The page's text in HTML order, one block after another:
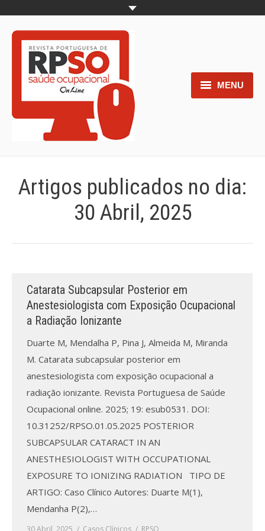
MENU
Home
Normas para os autores
Processo de submissão
Submeta aqui
Formação Profissional
Bolsa de emprego (oferta/
procura)
Sugestões para os Leitores
Investigarem
Candidatura a revisor
Artigos publicados no dia:
30 Abril, 2025
Catarata Subcapsular Posterior em
Anestesiologista com Exposição Ocupacional
a Radiação Ionizante
Duarte M, Mendalha P, Pina J, Almeida M, Miranda
M. Catarata subcapsular posterior em
anestesiologista com exposição ocupacional a
radiação ionizante. Revista Portuguesa de Saúde
Ocupacional online. 2025; 19: esub0531. DOI:
10.31252/RPSO.01.05.2025 POSTERIOR
SUBCAPSULAR CATARACT IN AN
ANESTHESIOLOGIST WITH OCCUPATIONAL
EXPOSURE TO IONIZING RADIATION TIPO DE
ARTIGO: Caso Clínico Autores: Duarte M(1),
Mendanha P(2),…
30 Abril, 2025 Casos Clínicos RPSO